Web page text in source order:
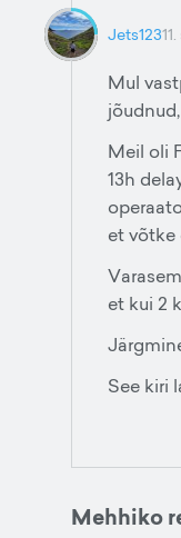
Jets123
Mul
Meil oli
13h
et võtke
et kui 2
See kiri
Mehhiko